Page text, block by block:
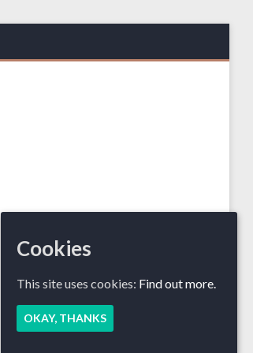
Cookies
This site uses cookies: Find out more.
OKAY, THANKS